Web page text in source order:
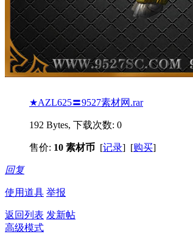
★AZL625〓9527素材网.rar
192 Bytes, 下载次数: 0
售价: 10 素材币 [记录] [购买]
回复
使用道具 举报
返回列表 发新帖
高级模式